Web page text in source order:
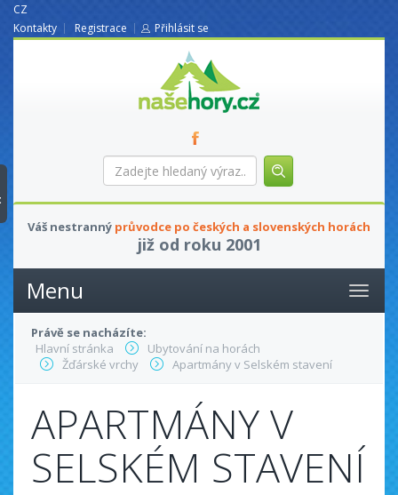
CZ
Kontakty
Registrace Přihlásit se
nasehory.cz
Zadejte
hledaný
Váš nestranný průvodce po českých a slovenských horách
již od roku 2001
Menu
Právě se nacházíte:
Hlavní stránka
Ubytování na horách
Žďárské vrchy
Apartmány v Selském stavení
APARTMÁNY V
SELSKÉM STAVENÍ